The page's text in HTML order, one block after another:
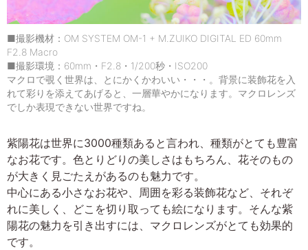
■撮影機材：OM SYSTEM OM-1 + M.ZUIKO DIGITAL ED 60mm
F2.8 Macro
■撮影環境：60mm・F2.8・1/200秒・ISO200
マクロで覗く世界は、とにかくかわいい・・・。背景に装飾花を入
れて彩りを添えてあげると、一層華やかになります。マクロレンズ
でしか表現できない世界ですね。
紫陽花は世界に3000種類あると言われ、種類がとても豊富
なお花です。色とりどりの美しさはもちろん、花そのもの
が大きく見ごたえがあるのも魅力です。
中心にある小さなお花や、周囲を彩る装飾花など、それぞ
れに美しく、どこを切り取っても絵になります。そんな紫
陽花の魅力を引き出すには、マクロレンズがとても効果的
です。